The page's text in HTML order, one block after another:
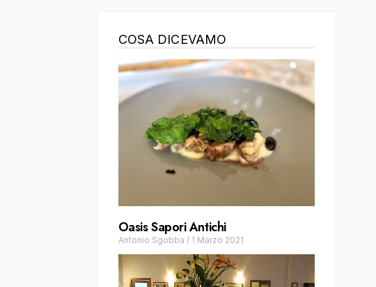
COSA DICEVAMO
Oasis Sapori Antichi
Antonio Sgobba / 1 Marzo 2021